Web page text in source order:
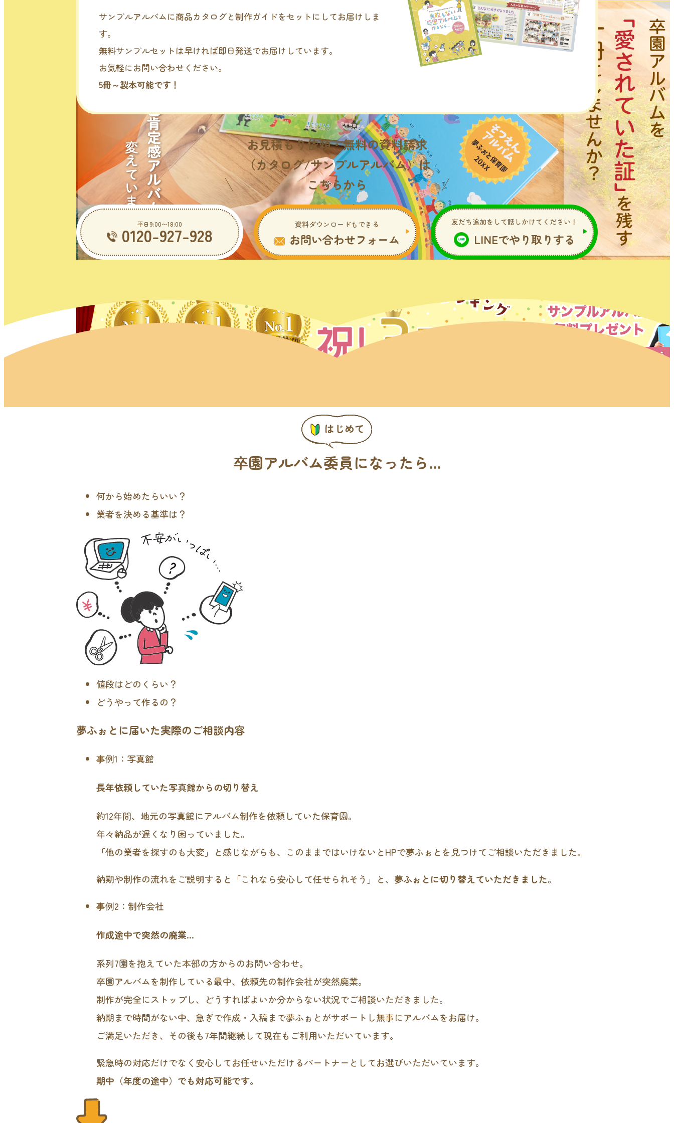
サンプルアルバムに商品カタログと制作ガイドをセットにしてお届けしま
す。
無料サンプルセットは早ければ即日発送でお届けしています。
お気軽にお問い合わせください。
5冊～製本可能です！
お見積もり依頼・無料の資料請求
（カタログ/サンプルアルバム）は
こちらから
平日9:00〜18:00
0120-927-928 資料ダウンロードもできる
お問い合わせフォーム
友だち追加をして話しかけてください！
LINEでやり取りする
はじめて
卒園アルバム委員になったら…
何から始めたらいい？
業者を決める基準は？
値段はどのくらい？
どうやって作るの？
夢ふぉとに届いた実際のご相談内容
事例1：写真館
長年依頼していた写真館からの切り替え
約12年間、地元の写真館にアルバム制作を依頼していた保育園。
年々納品が遅くなり困っていました。
「他の業者を探すのも大変」と感じながらも、このままではいけないとHPで夢ふぉとを見つけてご相談いただきました。
納期や制作の流れをご説明すると「これなら安心して任せられそう」と、 夢ふぉとに切り替えていただきました。
事例2：制作会社
作成途中で突然の廃業…
系列7園を抱えていた本部の方からのお問い合わせ。
卒園アルバムを制作している最中、依頼先の制作会社が突然廃業。
制作が完全にストップし、どうすればよいか分からない状況でご相談いただきました。
納期まで時間がない中、急ぎで作成・入稿まで夢ふぉとがサポートし無事にアルバムをお届け。
ご満足いただき、その後も7年間継続して現在もご利用いただいています。
緊急時の対応だけでなく安心してお任せいただけるパートナーとしてお選びいただいています。
期中（年度の途中）でも対応可能です。